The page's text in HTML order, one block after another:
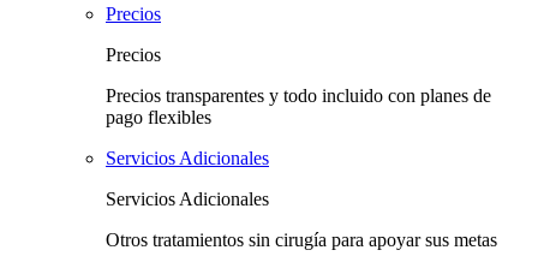
Precios
Precios
Precios transparentes y todo incluido con planes de
pago flexibles
Servicios Adicionales
Servicios Adicionales
Otros tratamientos sin cirugía para apoyar sus metas